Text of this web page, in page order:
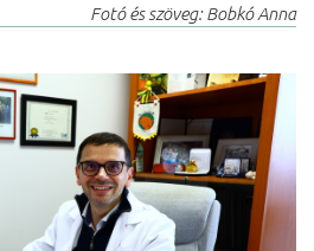
Fotó és szöveg: Bobkó Anna